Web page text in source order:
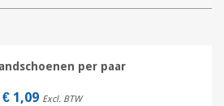
per paar
€ 1,09 Excl. BTW